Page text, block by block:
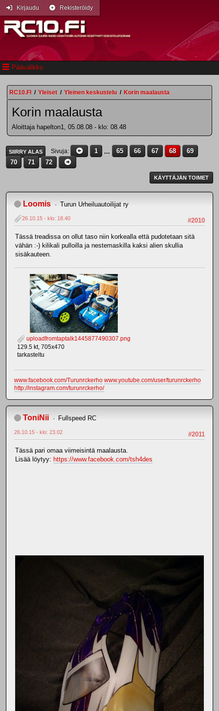
Päävalikko
Kirjaudu Rekisteröidy
RC10.FI / Yleiset / Yleinen keskustelu / Korin maalausta
Korin maalausta
Aloittaja hapelton1, 05.08.08 - klo: 08.48
SIIRRY ALAS Sivuja 1 ... 65 66 67 68
69
70
71 72
KÄYTTÄJÄN TOIMET
Loomis Turun Urheiluautoilijat ry
#2010
26.10.15 - klo: 18.40
Tässä treadissa on ollut taso niin korkealla että pudotetaan sitä
vähän :-) kilikali pulloilla ja nestemaskilla kaksi alien skullia
sisäkauteen.
uploadfromtaptalk1445877490307.png
129.5 kt, 705x470
tarkasteltu
www.facebook.com/Turunrckerho www.youtube.com/user/turunrckerho
http://instagram.com/turunrckerho/
ToniNii Fullspeed RC
#2011
26.10.15 - klo: 23.02
Tässä pari omaa viimeisintä maalausta.
Lisää löytyy: https://www.facebook.com/tsh4des